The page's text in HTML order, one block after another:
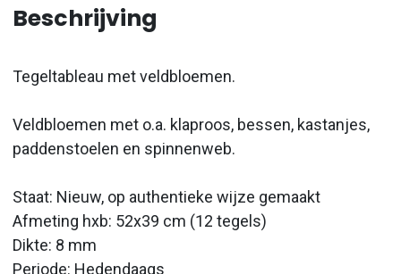
Beschrijving
Tegeltableau met veldbloemen.
Veldbloemen met o.a. klaproos, bessen, kastanjes,
paddenstoelen en spinnenweb.
Staat: Nieuw, op authentieke wijze gemaakt
Afmeting hxb: 52x39 cm (12 tegels)
Dikte: 8 mm
Periode: Hedendaags